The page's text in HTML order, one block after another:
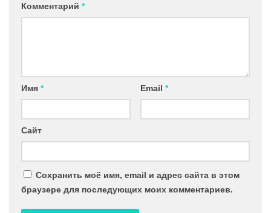
Комментарий *
Имя * Email *
Сайт
Сохранить моё имя, email и адрес сайта в этом
браузере для последующих моих комментариев.